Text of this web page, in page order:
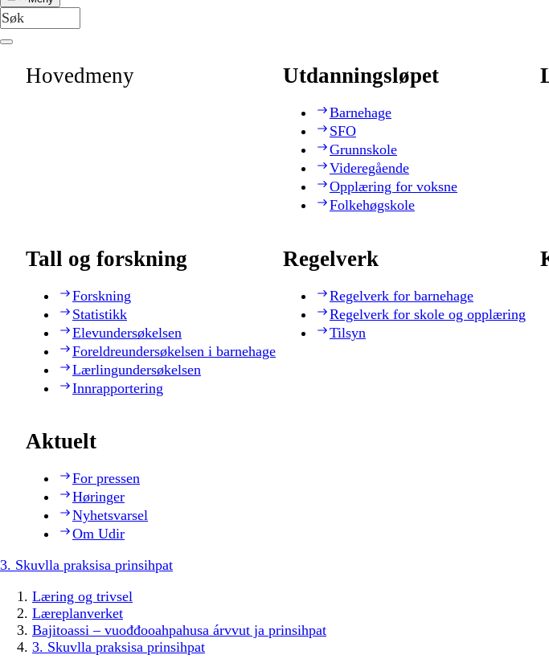
Hovedmeny Utdanningsløpet
Barnehage
SFO
Grunnskole
Videregående
Opplæring for voksne
Folkehøgskole
Tall og forskning
Forskning
Statistikk
Elevundersøkelsen
Foreldreundersøkelsen i barnehage
Lærlingundersøkelsen
Innrapportering
Regelverk
Regelverk for barnehage
Regelverk for skole og opplæring
Tilsyn
Aktuelt
For pressen
Høringer
Nyhetsvarsel
Om Udir
3. Skuvlla praksisa prinsihpat
Læring og trivsel
Læreplanverket
Bajitoassi – vuođđooahpahusa árvvut ja prinsihpat
3. Skuvlla praksisa prinsihpat